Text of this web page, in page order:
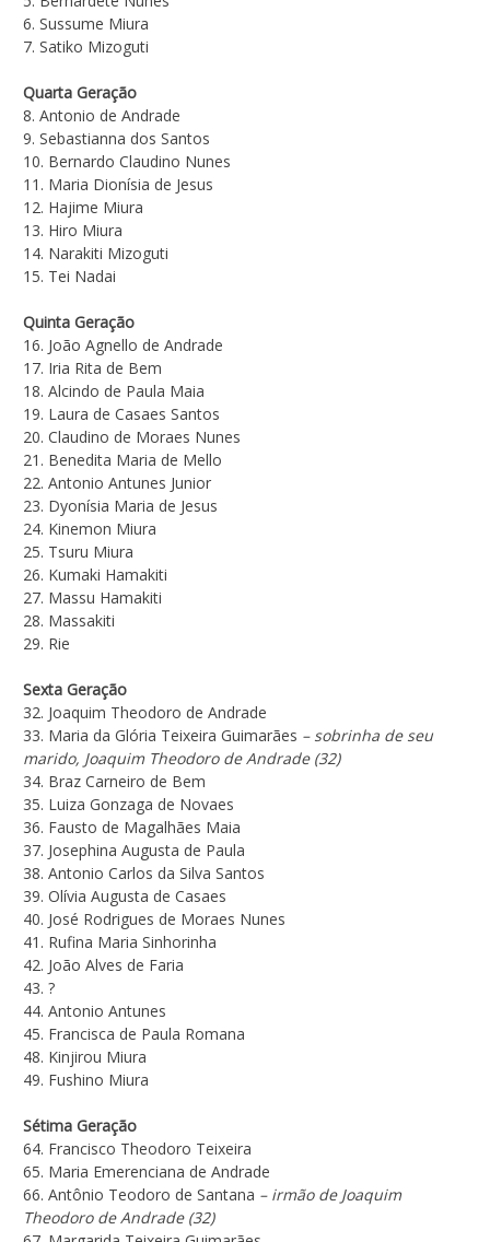
6. Sussume Miura
7. Satiko Mizoguti
Quarta Geração
8. Antonio de Andrade
9. Sebastianna dos Santos
10. Bernardo Claudino Nunes
11. Maria Dionísia de Jesus
12. Hajime Miura
13. Hiro Miura
14. Narakiti Mizoguti
15. Tei Nadai
Quinta Geração
16. João Agnello de Andrade
17. Iria Rita de Bem
18. Alcindo de Paula Maia
19. Laura de Casaes Santos
20. Claudino de Moraes Nunes
21. Benedita Maria de Mello
22. Antonio Antunes Junior
23. Dyonísia Maria de Jesus
24. Kinemon Miura
25. Tsuru Miura
26. Kumaki Hamakiti
27. Massu Hamakiti
28. Massakiti
29. Rie
Sexta Geração
32. Joaquim Theodoro de Andrade
33. Maria da Glória Teixeira Guimarães – sobrinha de seu
marido, Joaquim Theodoro de Andrade (32)
34. Braz Carneiro de Bem
35. Luiza Gonzaga de Novaes
36. Fausto de Magalhães Maia
37. Josephina Augusta de Paula
38. Antonio Carlos da Silva Santos
39. Olívia Augusta de Casaes
40. José Rodrigues de Moraes Nunes
41. Rufina Maria Sinhorinha
42. João Alves de Faria
43. ?
44. Antonio Antunes
45. Francisca de Paula Romana
48. Kinjirou Miura
49. Fushino Miura
Sétima Geração
64. Francisco Theodoro Teixeira
65. Maria Emerenciana de Andrade
66. Antônio Teodoro de Santana – irmão de Joaquim
Theodoro de Andrade (32)